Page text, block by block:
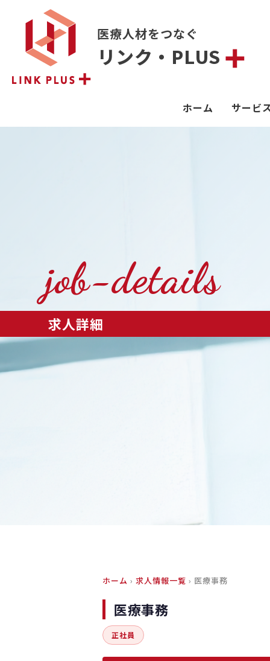
医療人材をつなぐ
リンク・PLUS
ホーム サービ
job-details
求人詳細
ホーム › 求人情報一覧 › 医療事務
医療事務
正社員